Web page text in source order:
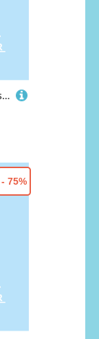
Malen nach Zahlen - Freiheitsstatue Nah, ohne Rahmen
- 75%